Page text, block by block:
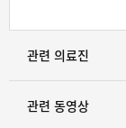
관련 의료진
관련 동영상